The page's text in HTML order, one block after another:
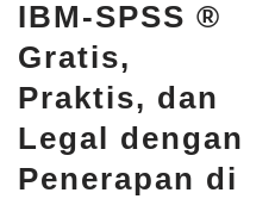
IBM-SPSS ®
Gratis,
Praktis, dan
Legal dengan
Penerapan di